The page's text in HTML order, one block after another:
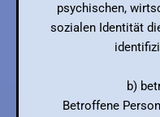
psychischen,
sozialen Identität
b)
Betroffene